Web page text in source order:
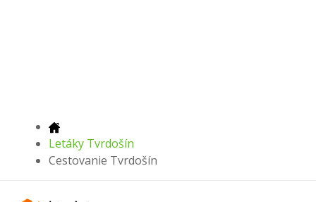
Letáky Tvrdošín
Cestovanie Tvrdošín